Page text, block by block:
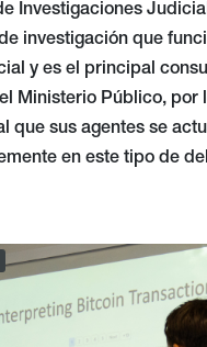
Investigaciones
investigación que
y es el principal
Ministerio Público, por
que sus agentes se
en este tipo de